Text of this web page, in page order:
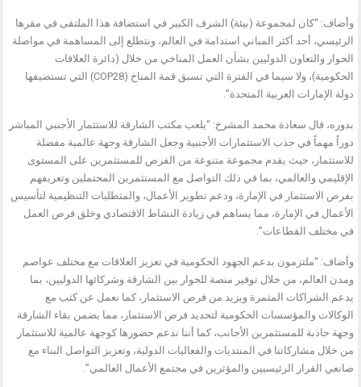
وأضاف: “كان لمجموعة (بيئة) الشرف الكبير في استضافة هذا الملتقى في مقرها
الرئيسي، أحد أكثر المباني استدامة في العالم، ونتطلع إلى المساهمة في مواصلة
الحوار والتعاون الدوليين بشأن العمل المناخي من خلال (دائرة العلاقات
الحكومية)، ولا سيما في الفترة التي تسبق قمة المناخ (COP28) التي تستضيفها
دولة الإمارات العربية المتحدة”.
بدوره، قال سعادة محمد المشرخ: “يلعب مكتب الشارقة للاستثمار الأجنبي المباشر
دوراً مهماً في جذب الاستثمارات الأجنبية وجعل الشارقة وجهة عالمية مفضلة
للاستثمار، حيث يقدم مجموعة متنوعة من الفرص للمستثمرين على المستوى
الإقليمي والعالمي، بما في ذلك التواصل مع المستثمرين المحتملين وتعريفهم
بفرص الاستثمار في الإمارة، ودعم تطوير الأعمال، والمتطلبات التنظيمية لتأسيس
الأعمال في الإمارة، مما يساهم في زيادة النشاط الاقتصادي وخلق فرص العمل
في مختلف القطاعات”.
وأضاف: “ملتزمون بدعم الجهود الحكومية في تعزيز العلاقات مع مختلف عواصم
ومدن العالم، من خلال توفير منصة للحوار بين الشارقة وشركائها الدوليين، بما
يدعم الشراكات المثمرة ويزيد من فرص الاستثمار، كما نعمل عن كثب مع
الوكالات والمؤسسات الحكومية لتحديد فرص الاستثمار، مما يضمن بقاء الشارقة
وجهة جاذبة للمستثمرين الأجانب، كما أننا ندعم حضورها كوجهة عالمية للاستثمار
من خلال مشاركاتنا في المنتديات والفعاليات الدولية، وتعزيز التواصل البناء مع
صانعي القرار الرئيسيين والمؤثرين في مجتمع الأعمال العالمي”.